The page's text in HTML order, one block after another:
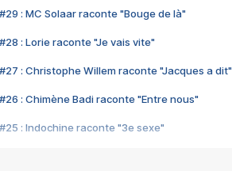
#29 : MC Solaar raconte "Bouge de là"
#28 : Lorie raconte "Je vais vite"
#27 : Christophe Willem raconte "Jacques a dit"
#26 : Chimène Badi raconte "Entre nous"
#25 : Indochine raconte "3e sexe"